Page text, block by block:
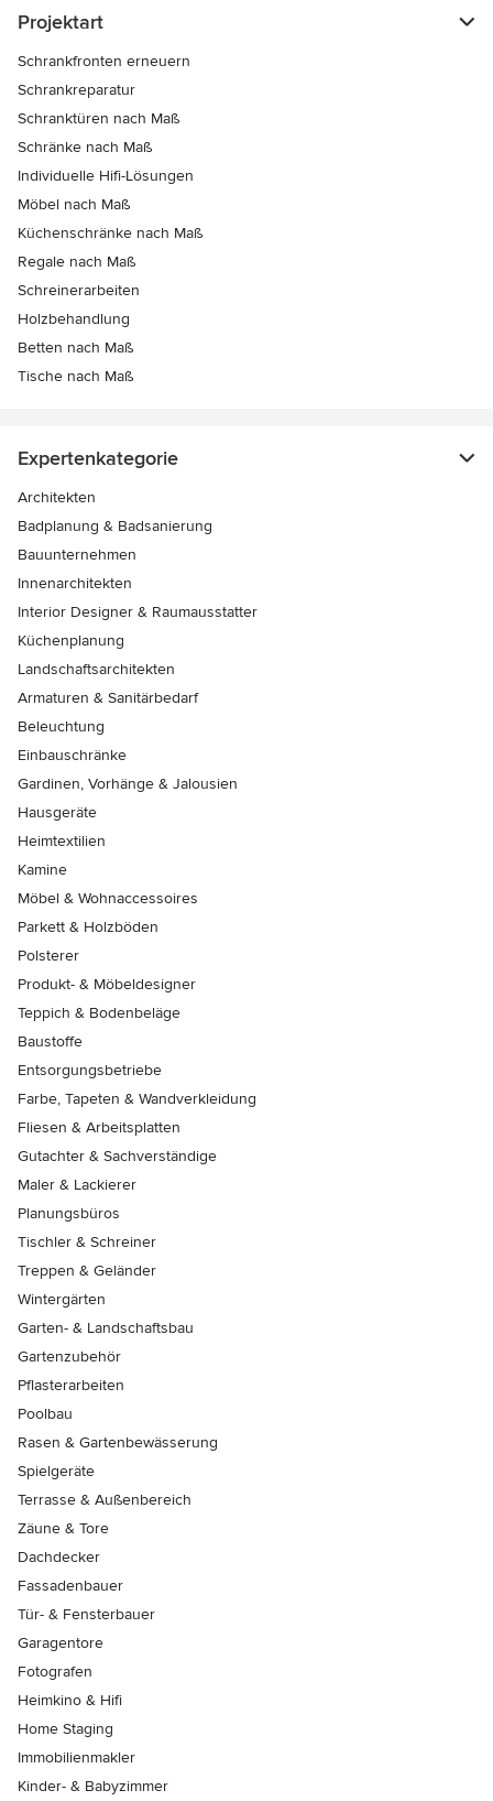
Projektart
Schrankfronten erneuern
Schrankreparatur
Schranktüren nach Maß
Schränke nach Maß
Individuelle Hifi-Lösungen
Möbel nach Maß
Küchenschränke nach Maß
Regale nach Maß
Schreinerarbeiten
Holzbehandlung
Betten nach Maß
Tische nach Maß
Expertenkategorie
Architekten
Badplanung & Badsanierung
Bauunternehmen
Innenarchitekten
Interior Designer & Raumausstatter
Küchenplanung
Landschaftsarchitekten
Armaturen & Sanitärbedarf
Beleuchtung
Einbauschränke
Gardinen, Vorhänge & Jalousien
Hausgeräte
Heimtextilien
Kamine
Möbel & Wohnaccessoires
Parkett & Holzböden
Polsterer
Produkt- & Möbeldesigner
Teppich & Bodenbeläge
Baustoffe
Entsorgungsbetriebe
Farbe, Tapeten & Wandverkleidung
Fliesen & Arbeitsplatten
Gutachter & Sachverständige
Maler & Lackierer
Planungsbüros
Tischler & Schreiner
Treppen & Geländer
Wintergärten
Garten- & Landschaftsbau
Gartenzubehör
Pflasterarbeiten
Poolbau
Rasen & Gartenbewässerung
Spielgeräte
Terrasse & Außenbereich
Zäune & Tore
Dachdecker
Fassadenbauer
Tür- & Fensterbauer
Garagentore
Fotografen
Heimkino & Hifi
Home Staging
Immobilienmakler
Kinder- & Babyzimmer